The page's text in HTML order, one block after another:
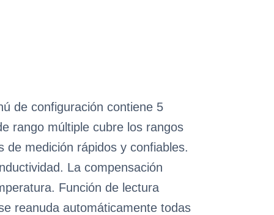
de configuración contiene 5
rango múltiple cubre los rangos
de medición rápidos y confiables.
La compensación
Función de lectura
reanuda automáticamente todas